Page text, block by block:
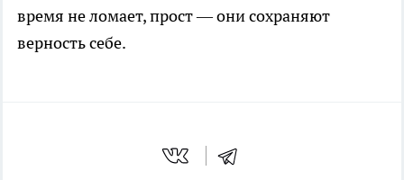
время не ломает, прост — они сохраняют
верность себе.